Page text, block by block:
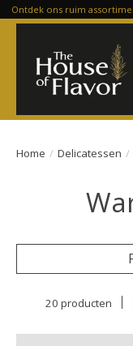
Ontdek ons ruim
Home / Delicatessen /
20 producten